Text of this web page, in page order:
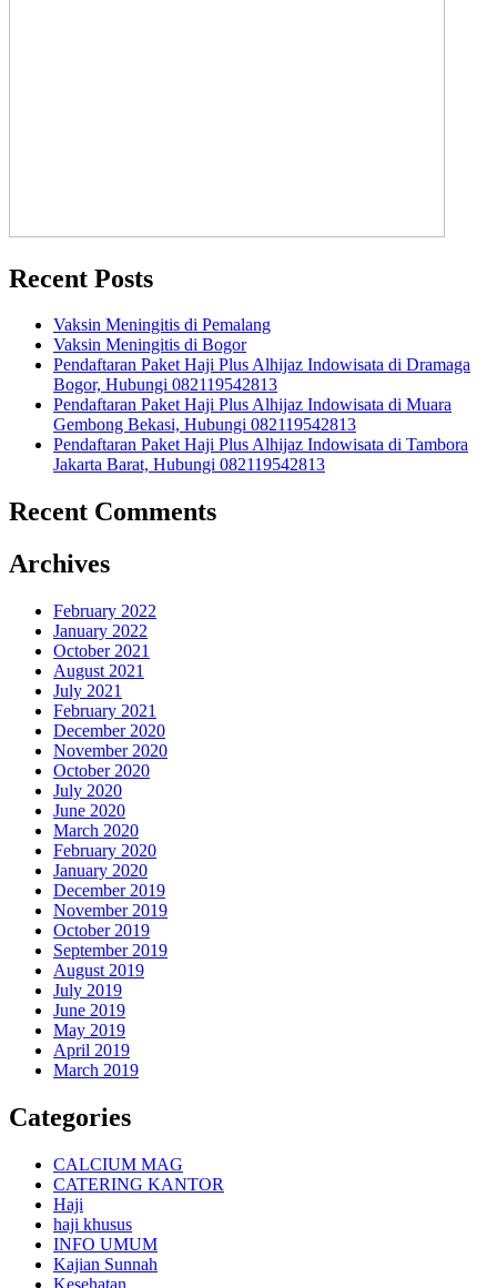
Recent Posts
Vaksin Meningitis di Pemalang
Vaksin Meningitis di Bogor
Pendaftaran Paket Haji Plus Alhijaz Indowisata di Dramaga
Bogor, Hubungi 082119542813
Pendaftaran Paket Haji Plus Alhijaz Indowisata di Muara
Gembong Bekasi, Hubungi 082119542813
Pendaftaran Paket Haji Plus Alhijaz Indowisata di Tambora
Jakarta Barat, Hubungi 082119542813
Recent Comments
Archives
February 2022
January 2022
October 2021
August 2021
July 2021
February 2021
December 2020
November 2020
October 2020
July 2020
June 2020
March 2020
February 2020
January 2020
December 2019
November 2019
October 2019
September 2019
August 2019
July 2019
June 2019
May 2019
April 2019
March 2019
Categories
CALCIUM MAG
CATERING KANTOR
Haji
haji khusus
INFO UMUM
Kajian Sunnah
Kesehatan